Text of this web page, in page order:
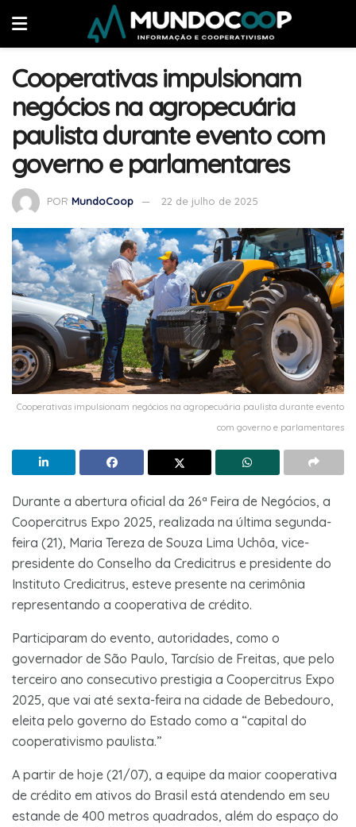
Cooperativas impulsionam
negócios na agropecuária
paulista durante evento com
governo e parlamentares
POR MundoCoop 22 de julho de 2025
Cooperativas impulsionam negócios na agropecuária paulista durante evento
com governo e parlamentares
Durante a abertura oficial da 26ª Feira de Negócios, a
Coopercitrus Expo 2025, realizada na última segunda-
feira (21), Maria Tereza de Souza Lima Uchôa, vice-
presidente do Conselho da Credicitrus e presidente do
Instituto Credicitrus, esteve presente na cerimônia
representando a cooperativa de crédito.
Participaram do evento, autoridades, como o
governador de São Paulo, Tarcísio de Freitas, que pelo
terceiro ano consecutivo prestigia a Coopercitrus Expo
2025, que vai até sexta-feira na cidade de Bebedouro,
eleita pelo governo do Estado como a “capital do
cooperativismo paulista.”
A partir de hoje (21/07), a equipe da maior cooperativa
de crédito em ativos do Brasil está atendendo em seu
estande de 400 metros quadrados, além do espaço do